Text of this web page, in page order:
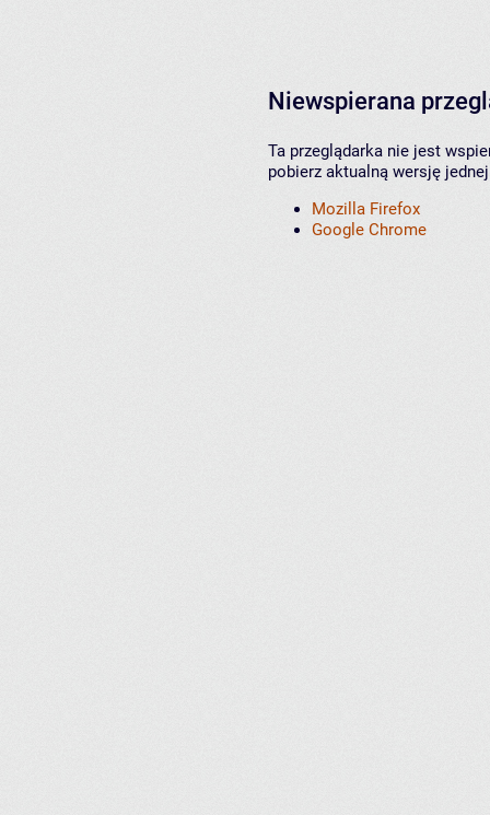
Niewspierana
Ta przeglądarka nie jest
pobierz aktualną wersję
Mozilla Firefox
Google Chrome